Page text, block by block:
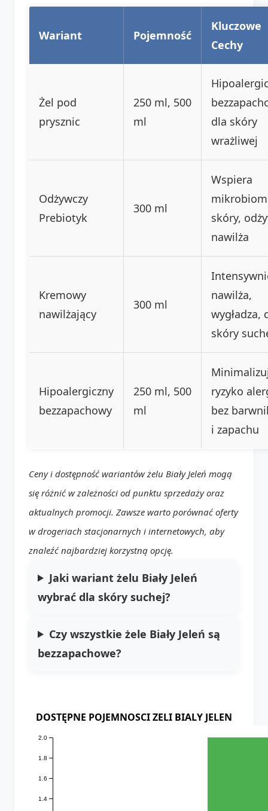
Wariant Pojemność
Kluczowe
Cechy
Żel pod
prysznic
250 ml, 500
ml
dla skóry
wrażliwej
Odżywczy
Prebiotyk
300 ml
Wspiera
mikrobiom
skóry,
nawilża
Kremowy
nawilżający
300 ml
nawilża,
wygładza,
skóry
Hipoalergiczny
bezzapachowy
250 ml, 500
ml
ryzyko
bez
i zapachu
Ceny i dostępność wariantów żelu Biały Jeleń mogą
się różnić w zależności od punktu sprzedaży oraz
aktualnych promocji. Zawsze warto porównać oferty
w drogeriach stacjonarnych i internetowych, aby
znaleźć najbardziej korzystną opcję.
Jaki wariant żelu Biały Jeleń
wybrać dla skóry suchej?
Czy wszystkie żele Biały Jeleń są
bezzapachowe?
DOSTĘPNE POJEMNOSCI ZELI BIALY JELEN
1.4
1.6
1.8
2.0